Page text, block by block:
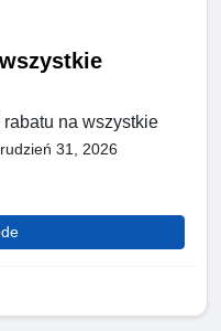
na wszystkie
31, 2026